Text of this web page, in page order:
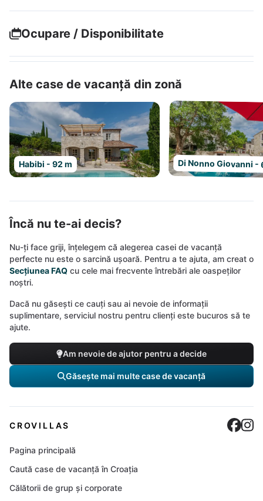
Ocupare / Disponibilitate
Alte case de vacanță din zonă
Habibi - 92 m Di Nonno Giovanni -
Încă nu te-ai decis?
Nu-ți face griji, înțelegem că alegerea casei de vacanță
perfecte nu este o sarcină ușoară. Pentru a te ajuta, am creat o
Secțiunea FAQ cu cele mai frecvente întrebări ale oaspeților
noștri.
Dacă nu găsești ce cauți sau ai nevoie de informații
suplimentare, serviciul nostru pentru clienți este bucuros să te
ajute.
Am nevoie de ajutor pentru a decide
Găsește mai multe case de vacanță
CROVILLAS
Pagina principală
Caută case de vacanță în Croația
Călătorii de grup și corporate